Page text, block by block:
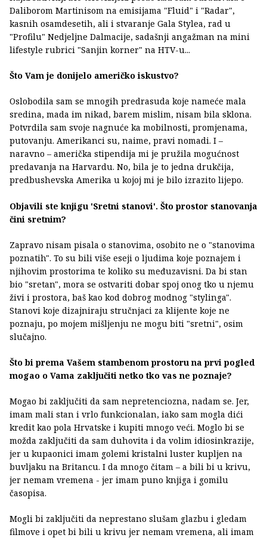
Daliborom Martinisom na emisijama "Fluid" i "Radar",
kasnih osamdesetih, ali i stvaranje Gala Stylea, rad u
"Profilu" Nedjeljne Dalmacije, sadašnji angažman na mini
lifestyle rubrici "Sanjin korner" na HTV-u...
Što Vam je donijelo američko iskustvo?
Oslobodila sam se mnogih predrasuda koje nameće mala
sredina, mada im nikad, barem mislim, nisam bila sklona.
Potvrdila sam svoje nagnuće ka mobilnosti, promjenama,
putovanju. Amerikanci su, naime, pravi nomadi. I –
naravno – američka stipendija mi je pružila mogućnost
predavanja na Harvardu. No, bila je to jedna drukčija,
predbushevska Amerika u kojoj mi je bilo izrazito lijepo.
Objavili ste knjigu 'Sretni stanovi'. Što prostor stanovanja
čini sretnim?
Zapravo nisam pisala o stanovima, osobito ne o "stanovima
poznatih". To su bili više eseji o ljudima koje poznajem i
njihovim prostorima te koliko su međuzavisni. Da bi stan
bio "sretan", mora se ostvariti dobar spoj onog tko u njemu
živi i prostora, baš kao kod dobrog modnog "stylinga".
Stanovi koje dizajniraju stručnjaci za klijente koje ne
poznaju, po mojem mišljenju ne mogu biti "sretni", osim
slučajno.
Što bi prema Vašem stambenom prostoru na prvi pogled
mogao o Vama zaključiti netko tko vas ne poznaje?
Mogao bi zaključiti da sam nepretenciozna, nadam se. Jer,
imam mali stan i vrlo funkcionalan, iako sam mogla dići
kredit kao pola Hrvatske i kupiti mnogo veći. Moglo bi se
možda zaključiti da sam duhovita i da volim idiosinkrazije,
jer u kupaonici imam golemi kristalni luster kupljen na
buvljaku na Britancu. I da mnogo čitam – a bili bi u krivu,
jer nemam vremena - jer imam puno knjiga i gomilu
časopisa.
Mogli bi zaključiti da neprestano slušam glazbu i gledam
filmove i opet bi bili u krivu jer nemam vremena, ali imam